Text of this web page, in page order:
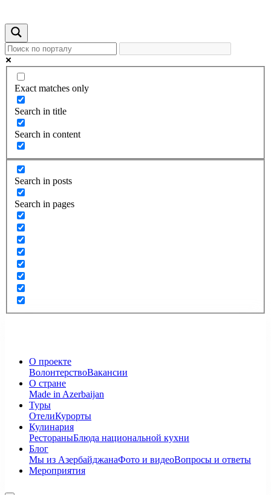
Exact matches only
Search in title
Search in content
Search in posts
Search in pages
О проекте
ВолонтерствоВакансии
О стране
Made in Azerbaijan
Туры
ОтелиКурорты
Кулинария
РестораныБлюда национальной кухни
Блог
Мы из АзербайджанаФото и видеоВопросы и ответы
Мероприятия